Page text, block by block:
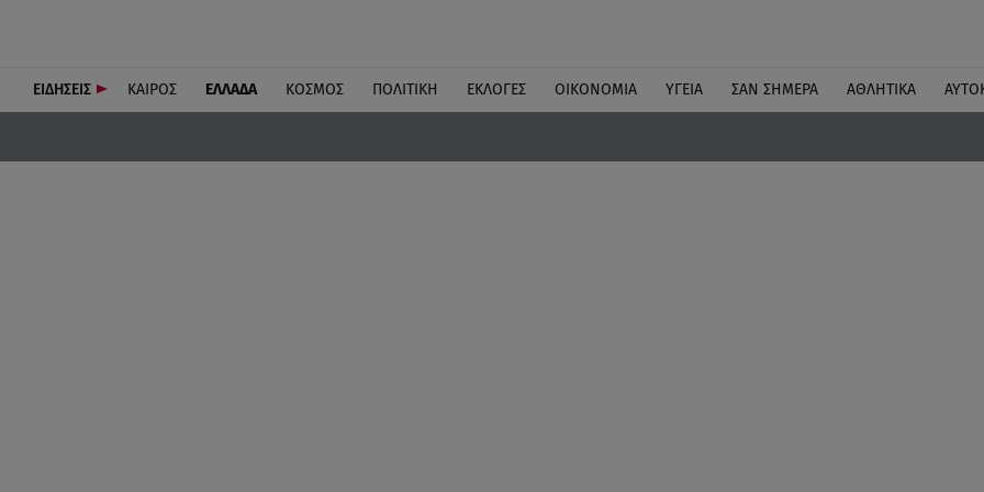
ΕΙΔΗΣΕΙΣ ΚΑΙΡΟΣ ΕΛΛΑΔΑ ΚΟΣΜΟΣ ΠΟΛΙΤΙΚΗ ΕΚΛΟΓΕΣ ΟΙΚΟΝΟΜΙΑ ΥΓΕΙΑ ΣΑΝ ΣΗΜΕΡΑ ΑΘΛΗΤΙΚΑ